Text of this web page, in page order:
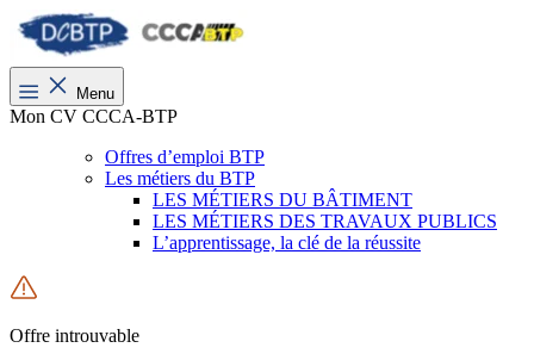
Menu
Mon CV CCCA-BTP
Offres d’emploi BTP
Les métiers du BTP
LES MÉTIERS DU BÂTIMENT
LES MÉTIERS DES TRAVAUX PUBLICS
L’apprentissage, la clé de la réussite
Offre introuvable